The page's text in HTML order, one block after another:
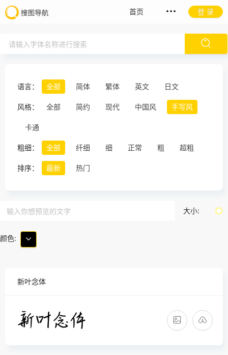
首页 登 录
语言： 全部 简体 繁体 英文 日文
风格： 全部 简约 现代 中国风 手写风
卡通
粗细： 全部 纤细 细 正常 粗 超粗
排序： 最新 热门
大小:
颜色:
新叶念体